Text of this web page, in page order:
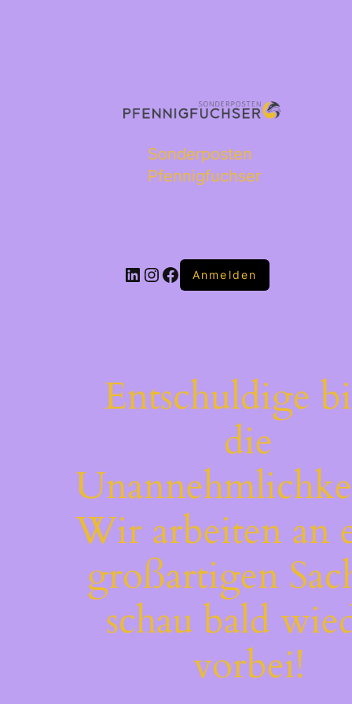
Sonderposten
Pfennigfuchser
Anmelden
Entschuldige
die
Wir arbeiten an
großartigen
schau bald
vorbei!